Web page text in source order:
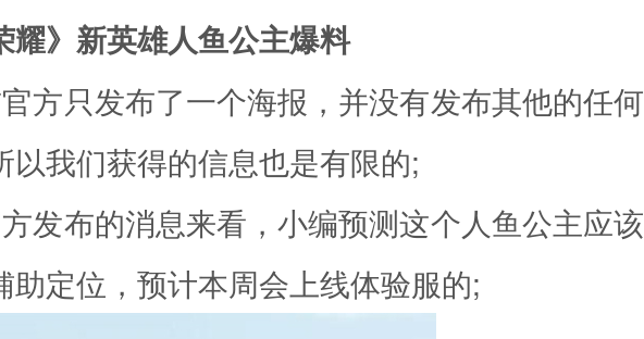
耀》新英雄人鱼公主爆料
方只发布了一个海报，并没有发布其他的任何
以我们获得的信息也是有限的;
发布的消息来看，小编预测这个人鱼公主应该
助定位，预计本周会上线体验服的;